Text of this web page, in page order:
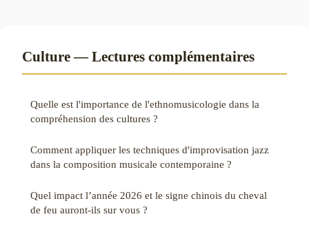
Culture — Lectures complémentaires
Quelle est l'importance de l'ethnomusicologie dans la
compréhension des cultures ?
Comment appliquer les techniques d'improvisation jazz
dans la composition musicale contemporaine ?
Quel impact l’année 2026 et le signe chinois du cheval
de feu auront-ils sur vous ?